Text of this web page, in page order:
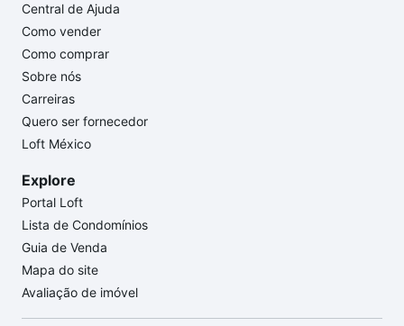
Central de Ajuda
Como vender
Como comprar
Sobre nós
Carreiras
Quero ser fornecedor
Loft México
Explore
Portal Loft
Lista de Condomínios
Guia de Venda
Mapa do site
Avaliação de imóvel